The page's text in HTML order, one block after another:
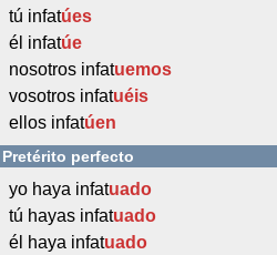
tú infatúes
él infatúe
nosotros infatuemos
vosotros infatuéis
ellos infatúen
Pretérito perfecto
yo haya infatuado
tú hayas infatuado
él haya infatuado